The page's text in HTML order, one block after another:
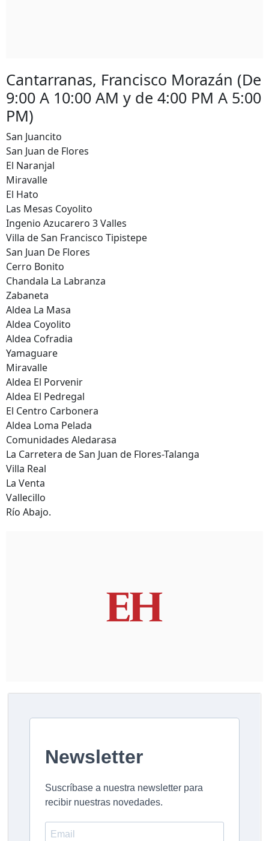
Cantarranas, Francisco Morazán (De
9:00 A 10:00 AM y de 4:00 PM A 5:00
PM)
San Juancito
San Juan de Flores
El Naranjal
Miravalle
El Hato
Las Mesas Coyolito
Ingenio Azucarero 3 Valles
Villa de San Francisco Tipistepe
San Juan De Flores
Cerro Bonito
Chandala La Labranza
Zabaneta
Aldea La Masa
Aldea Coyolito
Aldea Cofradia
Yamaguare
Miravalle
Aldea El Porvenir
Aldea El Pedregal
El Centro Carbonera
Aldea Loma Pelada
Comunidades Aledarasa
La Carretera de San Juan de Flores-Talanga
Villa Real
La Venta
Vallecillo
Río Abajo.